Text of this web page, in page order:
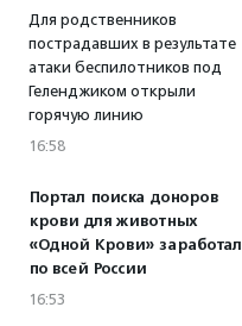
Для родственников
пострадавших в результате
атаки беспилотников под
Геленджиком открыли
горячую линию
16:58
Портал поиска доноров
крови для животных
«Одной Крови» заработал
по всей России
16:53